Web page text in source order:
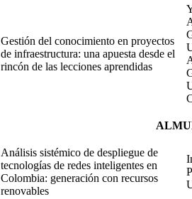
Gestión del conocimiento en proyectos
de infraestructura: una apuesta desde el
rincón de las lecciones aprendidas
Análisis sistémico de despliegue de
tecnologías de redes inteligentes en
Colombia: generación con recursos
renovables